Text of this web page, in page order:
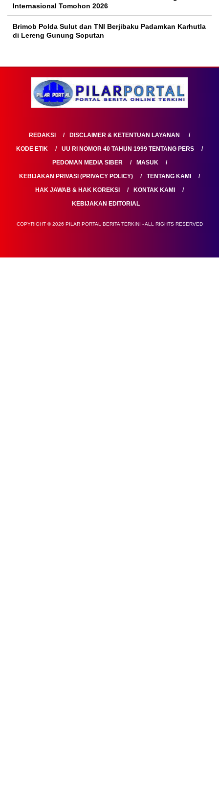
Internasional Tomohon 2026
Brimob Polda Sulut dan TNI Berjibaku Padamkan Karhutla
di Lereng Gunung Soputan
REDAKSI
DISCLAIMER & KETENTUAN LAYANAN
KODE ETIK
UU RI NOMOR 40 TAHUN 1999 TENTANG PERS
PEDOMAN MEDIA SIBER
MASUK
KEBIJAKAN PRIVASI (PRIVACY POLICY)
TENTANG KAMI
HAK JAWAB & HAK KOREKSI
KONTAK KAMI
KEBIJAKAN EDITORIAL
COPYRIGHT © 2026 PILAR PORTAL BERITA TERKINI - ALL RIGHTS RESERVED